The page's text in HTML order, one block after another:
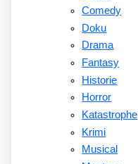
Comedy
Doku
Drama
Fantasy
Historie
Horror
Katastrophe
Krimi
Musical